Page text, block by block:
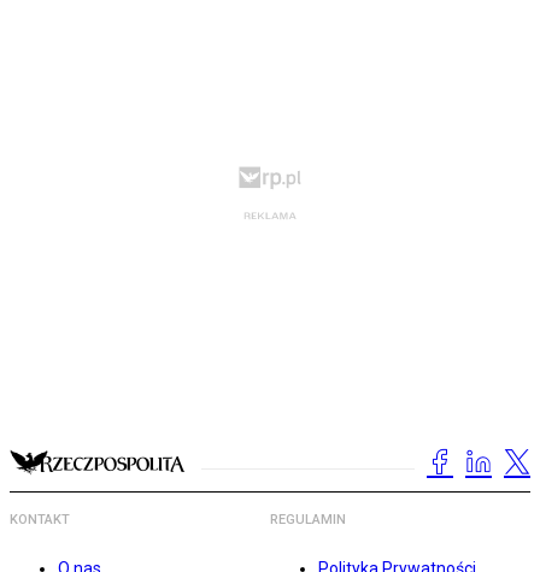
KONTAKT REGULAMIN